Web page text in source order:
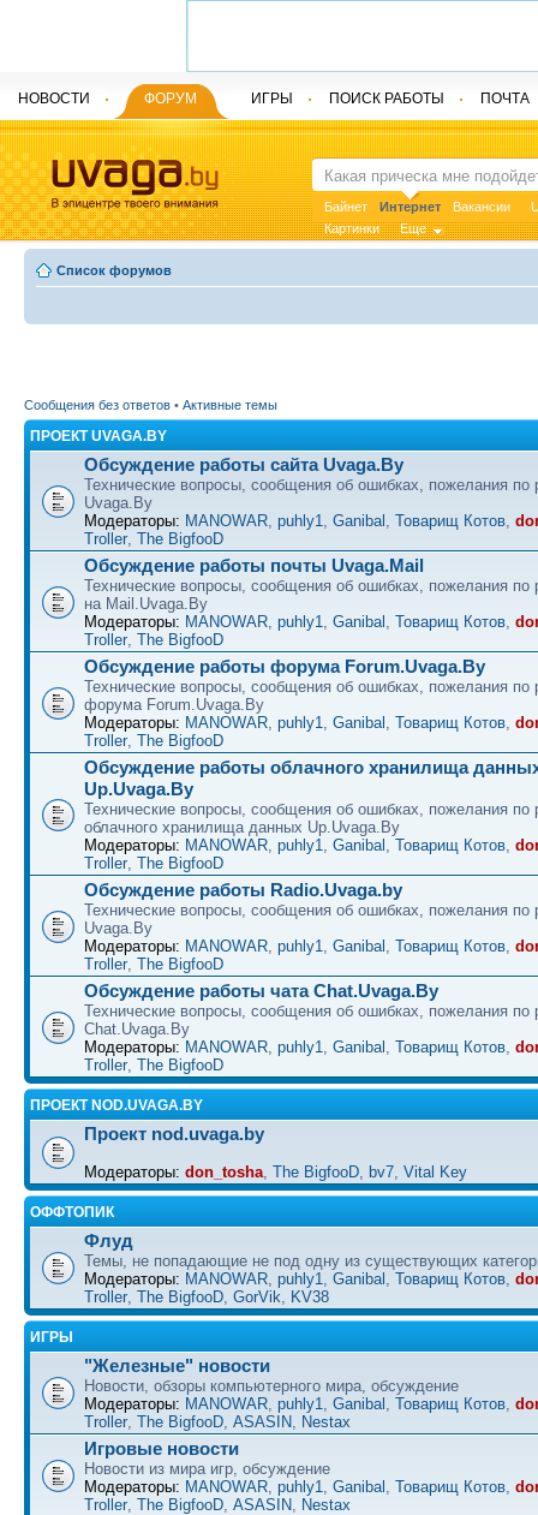
Байнет Интернет Вакансии
Картинки
Еще
НОВОСТИ ФОРУМ ИГРЫ ПОИСК РАБОТЫ ПОЧТА
Список форумов
Сообщения без ответов • Активные темы
ПРОЕКТ UVAGA.BY
Обсуждение работы сайта Uvaga.By
Технические вопросы, сообщения об ошибках, пожелания по
Uvaga.By
Модераторы: MANOWAR puhly1 Ganibal Товарищ Котов
Troller The BigfooD
Обсуждение работы почты Uvaga.Mail
Технические вопросы, сообщения об ошибках, пожелания по
на Mail.Uvaga.By
Модераторы: MANOWAR puhly1 Ganibal Товарищ Котов
Troller, The BigfooD
Обсуждение работы форума Forum.Uvaga.By
Технические вопросы, сообщения об ошибках, пожелания по
форума Forum.Uvaga.By
Модераторы: MANOWAR puhly1 Ganibal Товарищ Котов
Troller, The BigfooD
Обсуждение работы облачного хранилища
Up.Uvaga.By
Технические вопросы, сообщения об ошибках, пожелания по
облачного хранилища данных Up.Uvaga.By
Модераторы: MANOWAR puhly1 Ganibal Товарищ Котов
Troller, The BigfooD
Обсуждение работы Radio.Uvaga.by
Технические вопросы, сообщения об ошибках, пожелания по
Uvaga.By
Модераторы: MANOWAR puhly1 Ganibal Товарищ Котов
Troller, The BigfooD
Обсуждение работы чата Chat.Uvaga.By
Технические вопросы, сообщения об ошибках, пожелания по
Chat.Uvaga.By
Модераторы: MANOWAR puhly1 Ganibal Товарищ Котов
Troller, The BigfooD
ПРОЕКТ NOD.UVAGA.BY
Проект nod.uvaga.by
Модераторы: don_tosha The BigfooD bv7 Vital Key
ОФФТОПИК
Флуд
Темы, не попадающие не под одну из существующих
Модераторы: MANOWAR puhly1 Ganibal Товарищ Котов
Troller The BigfooD GorVik KV38
ИГРЫ
"Железные" новости
Новости, обзоры компьютерного мира, обсуждение
Модераторы: MANOWAR puhly1 Ganibal Товарищ Котов
Troller The BigfooD ASASIN Nestax
Игровые новости
Новости из мира игр, обсуждение
Модераторы: MANOWAR puhly1 Ganibal Товарищ Котов
Troller, The BigfooD ASASIN Nestax